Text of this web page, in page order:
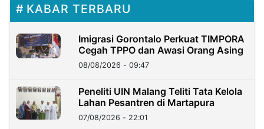
KABAR TERBARU
Imigrasi Gorontalo Perkuat TIMPORA
Cegah TPPO dan Awasi Orang Asing
08/08/2026 - 09:47
Peneliti UIN Malang Teliti Tata Kelola
Lahan Pesantren di Martapura
07/08/2026 - 22:01